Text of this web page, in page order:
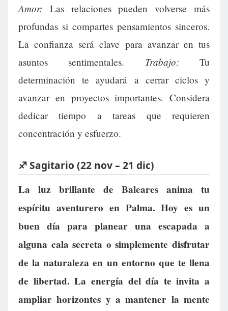
Amor: Las relaciones pueden volverse más
profundas si compartes pensamientos sinceros.
La confianza será clave para avanzar en tus
asuntos sentimentales. Trabajo: Tu
determinación te ayudará a cerrar ciclos y
avanzar en proyectos importantes. Considera
dedicar tiempo a tareas que requieren
concentración y esfuerzo.
♐ Sagitario (22 nov – 21 dic)
La luz brillante de Baleares anima tu
espíritu aventurero en Palma. Hoy es un
buen día para planear una escapada a
alguna cala secreta o simplemente disfrutar
de la naturaleza en un entorno que te llena
de libertad. La energía del día te invita a
ampliar horizontes y a mantener la mente